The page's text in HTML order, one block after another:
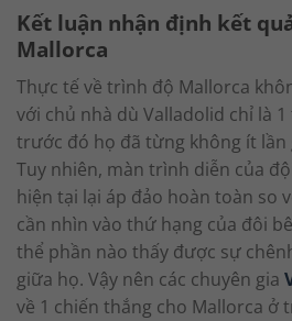
Kết luận nhận định kết
Mallorca
Thực tế về trình độ Mallorca
với chủ nhà dù Valladolid chỉ là
trước đó họ đã từng không ít lần
Tuy nhiên, màn trình diễn của
hiện tại lại áp đảo hoàn toàn so
cần nhìn vào thứ hạng của đôi
thể phần nào thấy được sự
giữa họ. Vậy nên các chuyên gia
về 1 chiến thắng cho Mallorca ở